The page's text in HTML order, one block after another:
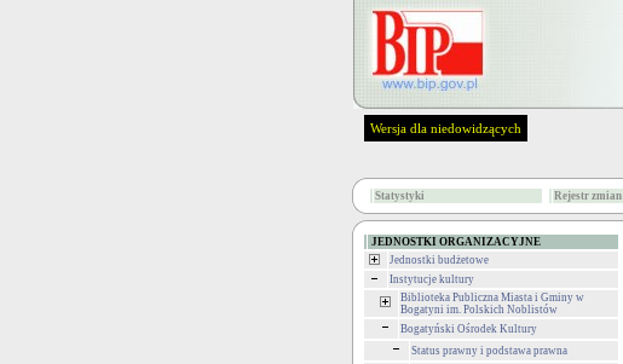
Wersja dla niedowidzących
Statystyki Rejestr zmian
JEDNOSTKI ORGANIZACYJNE
Jednostki budżetowe
Instytucje kultury
Biblioteka Publiczna Miasta i Gminy w
Bogatyni im. Polskich Noblistów
Bogatyński Ośrodek Kultury
Status prawny i podstawa prawna